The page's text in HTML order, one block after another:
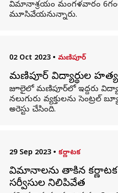
విమానాశ్రయం మంగళవారం
మూసివేయనున్నారు.
02 Oct 2023 • మణిపూర్
మణిపూర్ విద్యార్థుల హత్య
జూలైలో మణిపూర్‌లో ఇద్దరు
నలుగురు వ్యక్తులను సెంట్రల్
అరెస్టు చేసింది.
29 Sep 2023 • కర్ణాటక
విమానాలను తాకిన కర్ణాటక
సర్వీసుల నిలిపివేత